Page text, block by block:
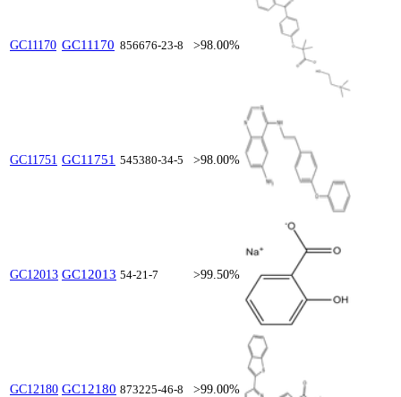
GC11170 GC11170 856676-23-8 >98.00%
GC11751 GC11751 545380-34-5 >98.00%
GC12013 GC12013 54-21-7 >99.50%
GC12180 GC12180 873225-46-8 >99.00%